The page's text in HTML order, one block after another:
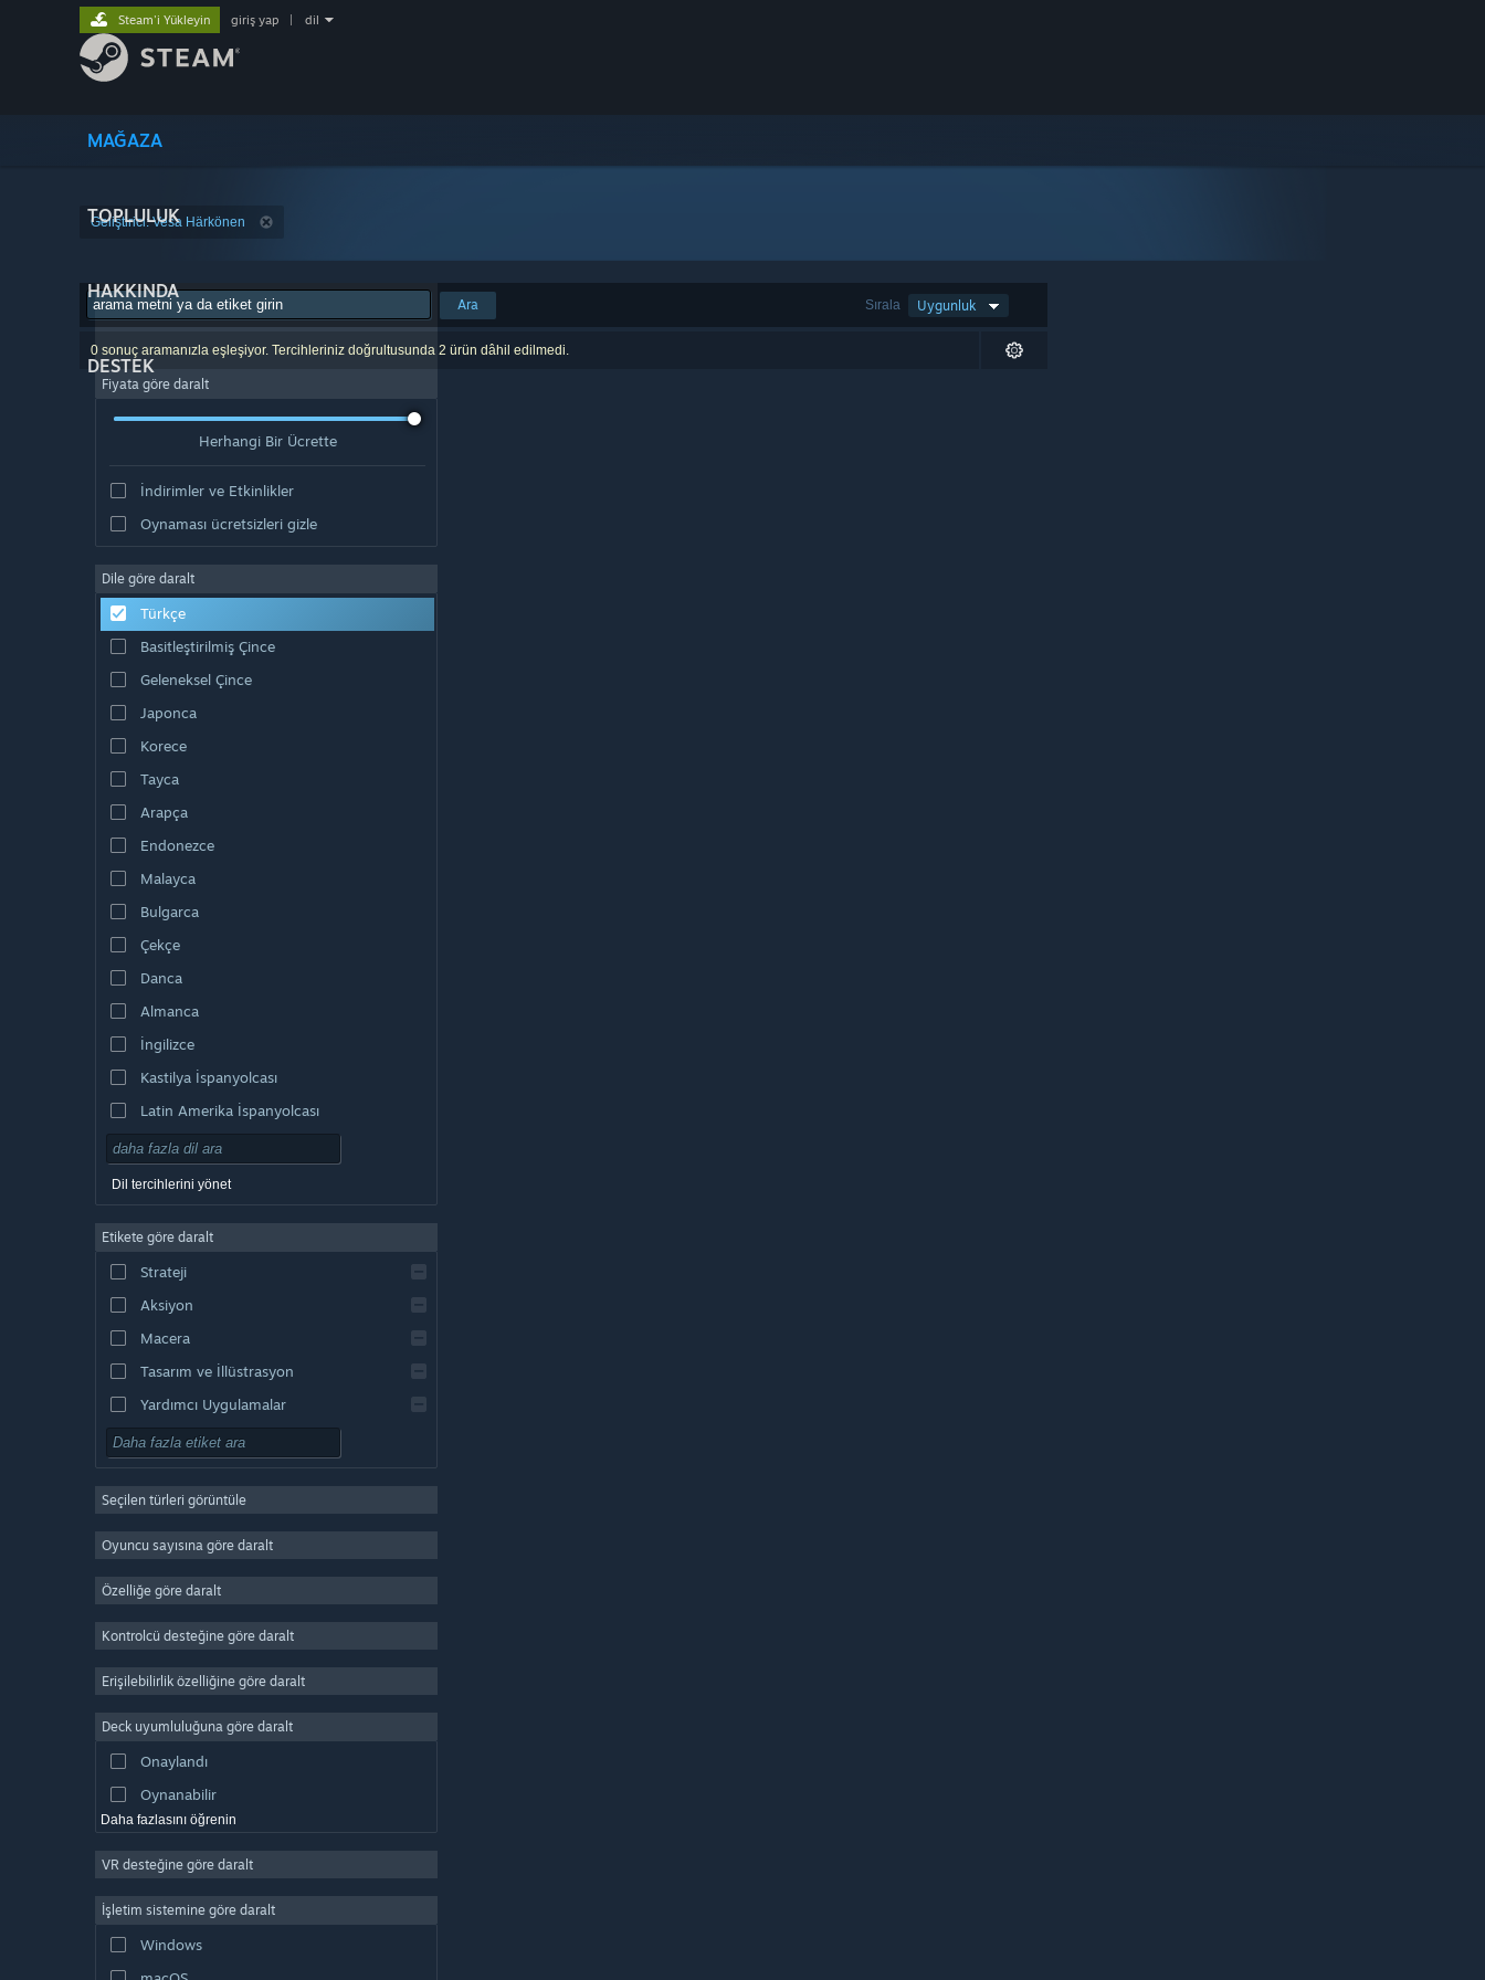
MAĞAZA
TOPLULUK
HAKKINDA
DESTEK
Steam'i Yükleyin giriş yap dil
Geliştirici: Vesa Härkönen
Sırala Uygunluk
Ara
0 sonuç aramanızla eşleşiyor. Tercihleriniz doğrultusunda 2 ürün dâhil edilmedi.
Fiyata göre daralt
Herhangi Bir Ücrette
İndirimler ve Etkinlikler
Oynaması ücretsizleri gizle
Dile göre daralt
Türkçe
Basitleştirilmiş Çince
Geleneksel Çince
Japonca
Korece
Tayca
Arapça
Endonezce
Malayca
Bulgarca
Çekçe
Danca
Almanca
İngilizce
Kastilya İspanyolcası
Latin Amerika İspanyolcası
Dil tercihlerini yönet
Etikete göre daralt
Strateji
Aksiyon
Macera
Tasarım ve İllüstrasyon
Yardımcı Uygulamalar
Oynaması Ücretsiz
Devasa Çok Oyunculu
Basit Eğlence
Simülasyon
Video Prodüksiyonu
Fotoğraf Düzenleme
Seçilen türleri görüntüle
Oyuncu sayısına göre daralt
Özelliğe göre daralt
Kontrolcü desteğine göre daralt
Erişilebilirlik özelliğine göre daralt
Deck uyumluluğuna göre daralt
Onaylandı
Oynanabilir
Daha fazlasını öğrenin
VR desteğine göre daralt
İşletim sistemine göre daralt
Windows